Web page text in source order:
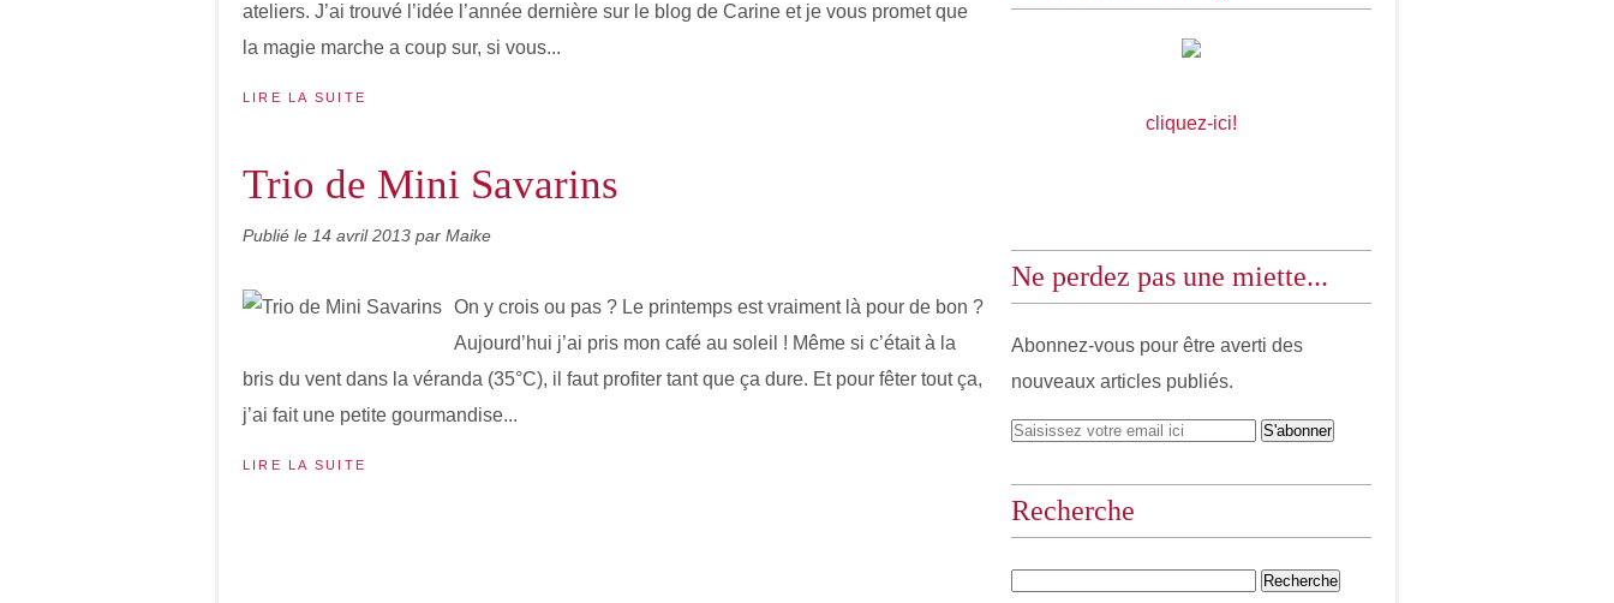
ateliers. J’ai trouvé l’idée l’année dernière sur le blog de Carine et je vous promet que
la magie marche a coup sur, si vous...
LIRE LA SUITE
Trio de Mini Savarins
Publié le 14 avril 2013 par Maike
On y crois ou pas ? Le printemps est vraiment là pour de bon ?
Aujourd’hui j’ai pris mon café au soleil ! Même si c’était à la
bris du vent dans la véranda (35°C), il faut profiter tant que ça dure. Et pour fêter tout ça,
j’ai fait une petite gourmandise...
LIRE LA SUITE
cliquez-ici!
Ne perdez pas une miette...
Abonnez-vous pour être averti des
nouveaux articles publiés.
Recherche